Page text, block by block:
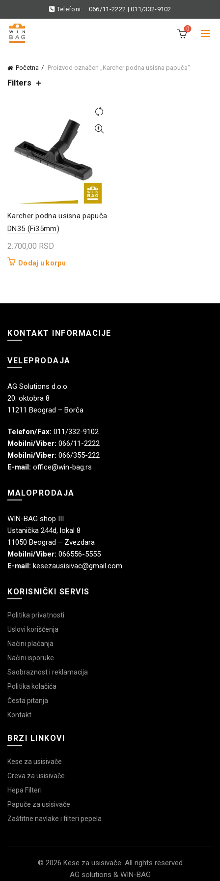
Telefoni: 066/11-2222 |011/332-9102
0
Početna Proizvod označen „Karcher podna usisna papuča“
Filters
Karcher podna usisna papuča
DN35 (Fi35mm)
2.700,00 RSD
Dodaj u korpu
KONTAKT INFORMACIJE
VELEPRODAJA
AG Solutions d.o.o.
20. oktobra 8
11211 Beograd – Borča
Telefon/Fax: 011/332-9102
Mobilni/Viber: 066/11-2222
Mobilni/Viber: 066/355-222
E-mail: office@win-bag.rs
MALOPRODAJA
WIN-BAG shop III
Ustanička 244d, lokal 8
11050 Beograd – Zvezdara
Mobilni/Viber: 066556-5555
E-mail: kesezausisivac@gmail.com
KORISNIČKI SERVIS
Politika privatnosti
Uslovi korišćenja
Načini plaćanja
Načini isporuke
Saobraznost i reklamacija
Politika kolačića
Česta pitanja
Kontakt
BRZI LINKOVI
Kese za usisivače
Creva za usisivače
Hepa Filteri
Papuče za usisivače
Zaštitne navlake i filteri pepela
© 2026 Kese za usisivače. All rights reserved
AG solutions & WIN-BAG